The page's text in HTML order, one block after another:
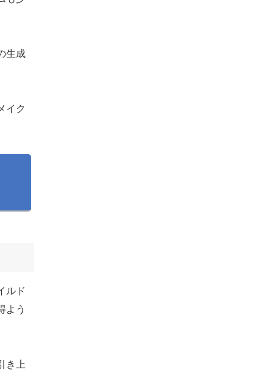
生成
イク
ルド
よう
き上